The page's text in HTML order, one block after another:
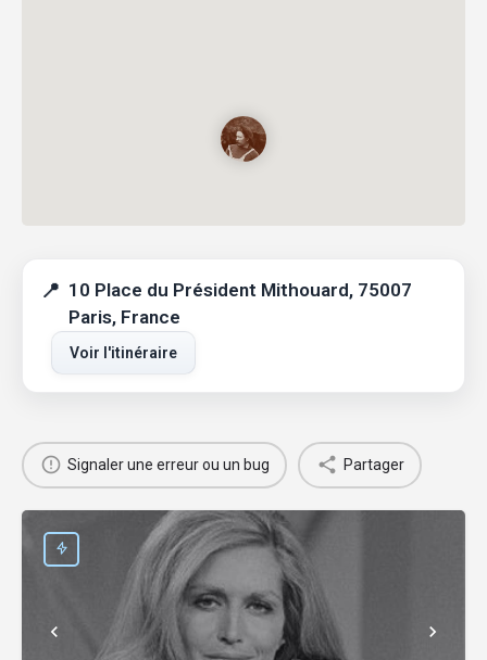
10 Place du Président Mithouard, 75007
Paris, France
Voir l'itinéraire
Signaler une erreur ou un bug Partager